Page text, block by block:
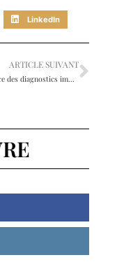
LinkedIn
ARTICLE SUIVANT
L’importance des diagnostics immobiliers pour vendre votre maison